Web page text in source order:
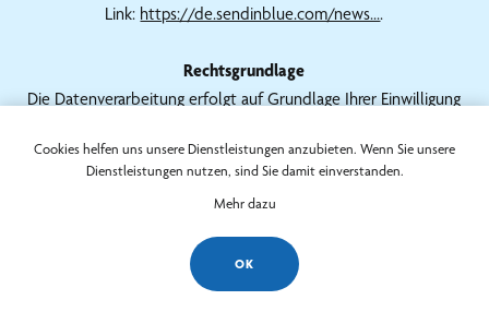
Link: https://de.sendinblue.com/news....
Rechtsgrundlage
Die Datenverarbeitung erfolgt auf Grundlage Ihrer Einwilligung
jederzeit widerrufen. Die Rechtmäßigkeit der bereits erfolgten
Datenverarbeitungsvorgänge bleibt vom Widerruf unberührt.
Speicherdauer
Die von Ihnen zum Zwecke des Newsletter-Bezugs bei uns
hinterlegten Daten werden von uns bis zu Ihrer Austragung aus
Cookies helfen uns unsere Dienstleistungen anzubieten. Wenn Sie unsere
Dienstleistungen nutzen, sind Sie damit einverstanden.
Mehr dazu
OK